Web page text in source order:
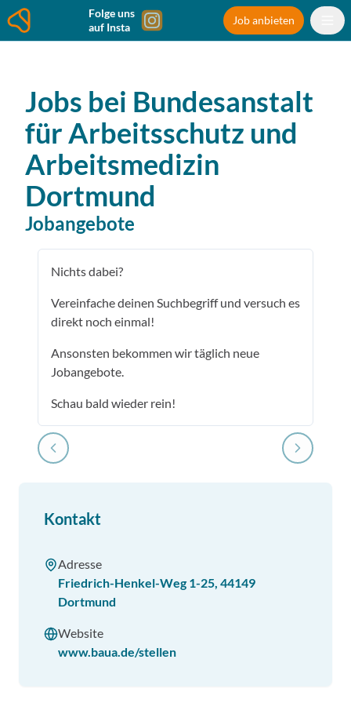
Folge uns
auf Insta
Job anbieten
Jobs bei Bundesanstalt
für Arbeitsschutz und
Arbeitsmedizin
Dortmund
Jobangebote
Nichts dabei?
Vereinfache deinen Suchbegriff und versuch es
direkt noch einmal!
Ansonsten bekommen wir täglich neue
Jobangebote.
Schau bald wieder rein!
Kontakt
Adresse
Friedrich-Henkel-Weg 1-25, 44149
Dortmund
Website
www.baua.de/stellen